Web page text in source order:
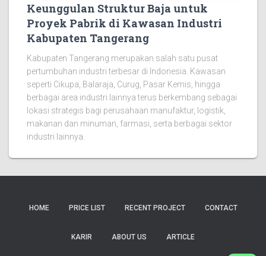
Keunggulan Struktur Baja untuk
Proyek Pabrik di Kawasan Industri
Kabupaten Tangerang
Kabupaten Tangerang merupakan salah satu pusat
pertumbuhan industri terbesar di Indonesia. Kawasan
seperti Cikupa, Balaraja, Curug, Pasar Kemis, hingga
berbagai area industri lainnya terus berkembang sebagai
lokasi strategis bagi perusahaan manufaktur, logistik,
makanan dan minuman, farmasi, serta berbagai sektor
industri lainnya.
HOME PRICE LIST RECENT PROJECT CONTACT
KARIR ABOUT US ARTICLE